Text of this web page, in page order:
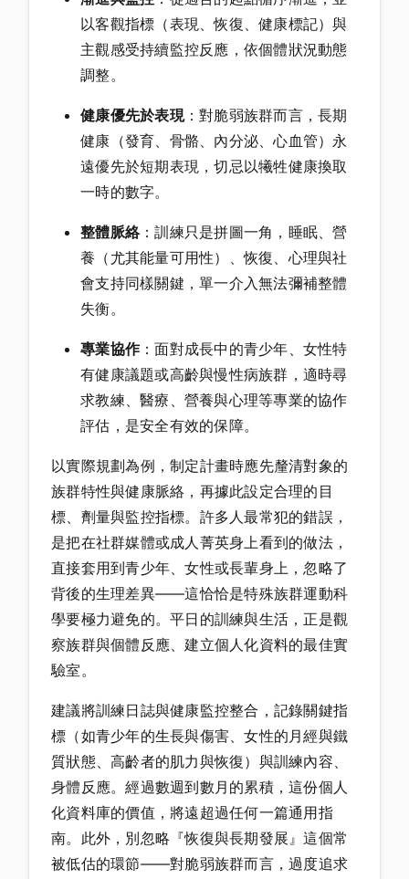
以客觀指標（表現、恢復、健康標記）與
主觀感受持續監控反應，依個體狀況動態
調整。
健康優先於表現：對脆弱族群而言，長期
健康（發育、骨骼、內分泌、心血管）永
遠優先於短期表現，切忌以犧牲健康換取
一時的數字。
整體脈絡：訓練只是拼圖一角，睡眠、營
養（尤其能量可用性）、恢復、心理與社
會支持同樣關鍵，單一介入無法彌補整體
失衡。
專業協作：面對成長中的青少年、女性特
有健康議題或高齡與慢性病族群，適時尋
求教練、醫療、營養與心理等專業的協作
評估，是安全有效的保障。
以實際規劃為例，制定計畫時應先釐清對象的
族群特性與健康脈絡，再據此設定合理的目
標、劑量與監控指標。許多人最常犯的錯誤，
是把在社群媒體或成人菁英身上看到的做法，
直接套用到青少年、女性或長輩身上，忽略了
背後的生理差異——這恰恰是特殊族群運動科
學要極力避免的。平日的訓練與生活，正是觀
察族群與個體反應、建立個人化資料的最佳實
驗室。
建議將訓練日誌與健康監控整合，記錄關鍵指
標（如青少年的生長與傷害、女性的月經與鐵
質狀態、高齡者的肌力與恢復）與訓練內容、
身體反應。經過數週到數月的累積，這份個人
化資料庫的價值，將遠超過任何一篇通用指
南。此外，別忽略『恢復與長期發展』這個常
被低估的環節——對脆弱族群而言，過度追求